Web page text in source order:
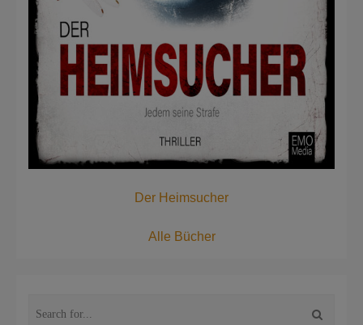
Der Heimsucher
Alle Bücher